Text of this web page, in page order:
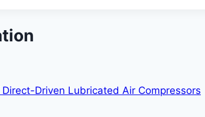
Driven Lubricated Air Compressors